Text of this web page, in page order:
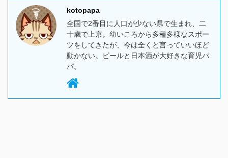
kotopapa
全国で2番目に人口が少ない県で生まれ、二
十歳で上京。幼いころから多種多様なスポー
ツをしてきたが、今は全くと言っていいほど
動かない。ビールと日本酒が大好きな育児パ
パ。